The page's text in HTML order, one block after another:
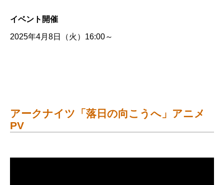
イベント開催
2025年4月8日（火）16:00～
アークナイツ「落日の向こうへ」アニメ
PV